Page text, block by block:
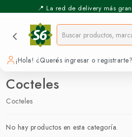
📍 La red de delivery más
¡Hola! ¿Querés ingresar o registrarte?
Cocteles
Cocteles
No hay productos en esta categoría.